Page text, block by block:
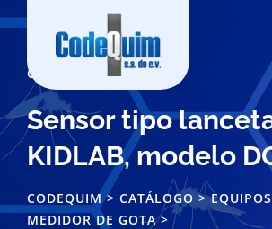
CATÁLOGO
Sensor tipo
KIDLAB, modelo
CODEQUIM > CATÁLOGO >EQUIPOS
MEDIDOR DE GOTA>